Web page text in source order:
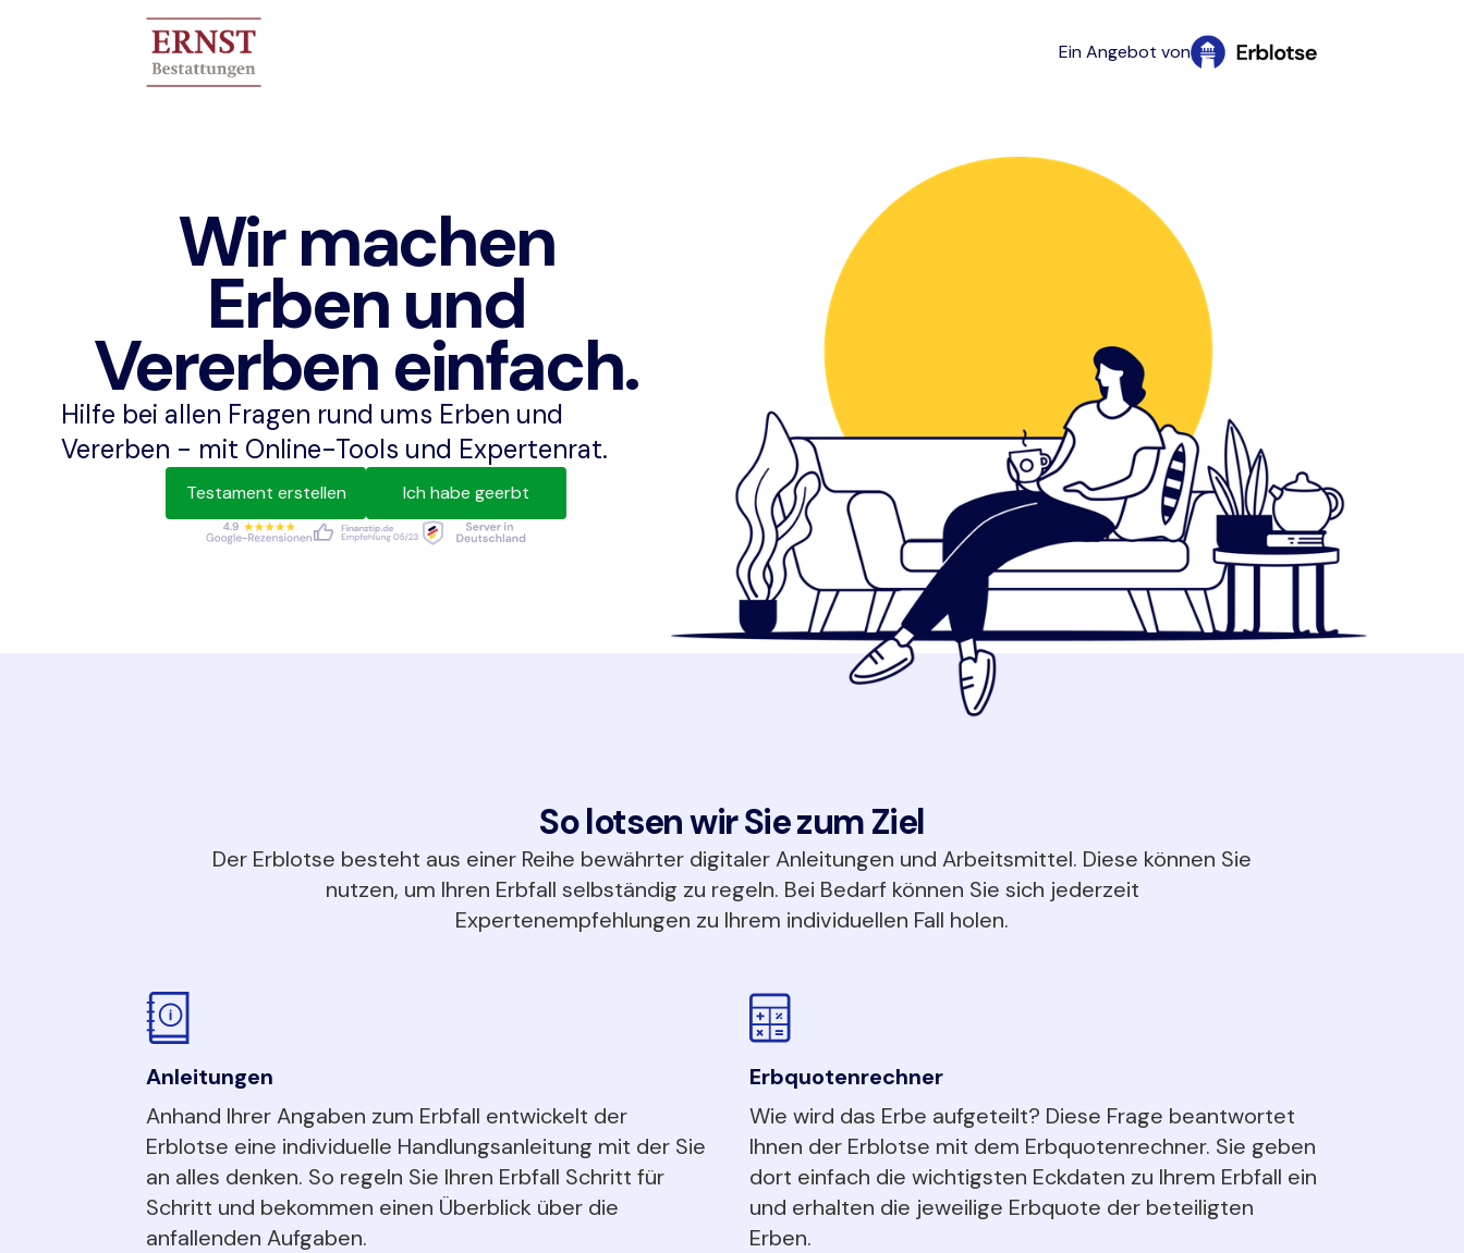
Ein Angebot von
Wir machen
Erben und
Vererben einfach.
Hilfe bei allen Fragen rund ums Erben und
Vererben - mit Online-Tools und Expertenrat.
Testament erstellen Ich habe geerbt
So lotsen wir Sie zum Ziel
Der Erblotse besteht aus einer Reihe bewährter digitaler Anleitungen und Arbeitsmittel. Diese können Sie
nutzen, um Ihren Erbfall selbständig zu regeln. Bei Bedarf können Sie sich jederzeit
Expertenempfehlungen zu Ihrem individuellen Fall holen.
Anleitungen
Anhand Ihrer Angaben zum Erbfall entwickelt der
Erblotse eine individuelle Handlungsanleitung mit der Sie
an alles denken. So regeln Sie Ihren Erbfall Schritt für
Schritt und bekommen einen Überblick über die
anfallenden Aufgaben.
Erbquotenrechner
Wie wird das Erbe aufgeteilt? Diese Frage beantwortet
Ihnen der Erblotse mit dem Erbquotenrechner. Sie geben
dort einfach die wichtigsten Eckdaten zu Ihrem Erbfall ein
und erhalten die jeweilige Erbquote der beteiligten
Erben.